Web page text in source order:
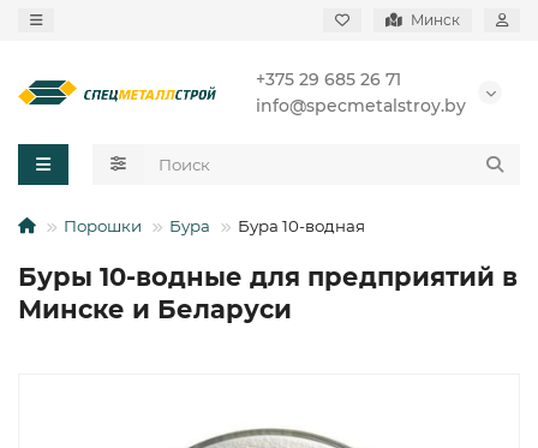
Минск
+375 29 685 26 71
info@specmetalstroy.by
Порошки Бура Бура 10-водная
Буры 10-водные для предприятий в
Минске и Беларуси